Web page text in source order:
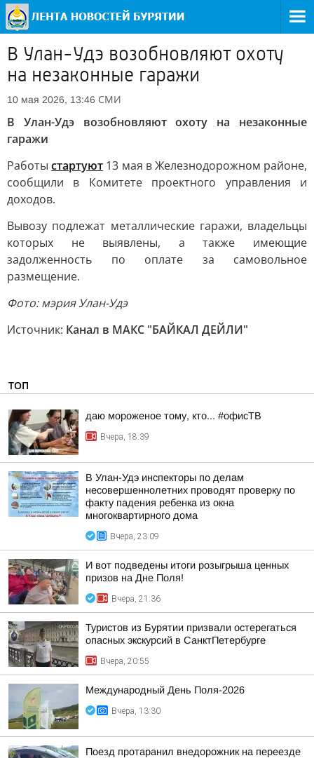
В Улан-Удэ возобновляют охоту
на незаконные гаражи
10 мая 2026, 13:46 СМИ
В Улан-Удэ возобновляют охоту на незаконные
гаражи
Работыстартуют 13 мая в Железнодорожном районе,
сообщили в Комитете проектного управления и
доходов.
Вывозу подлежат металлические гаражи, владельцы
которых не выявлены, а также имеющие
задолженность по оплате за самовольное
размещение.
Фото: мэрия Улан-Удэ
Источник: Канал в МАКС "БАЙКАЛ ДЕЙЛИ"
ТОП
даю мороженое тому, кто... #офисТВ
Вчера, 18:39
В Улан-Удэ инспекторы по делам
несовершеннолетних проводят проверку по
факту падения ребенка из окна
многоквартирного дома
Вчера, 23:09
И вот подведены итоги розыгрыша ценных
призов на Дне Поля!
Вчера, 21:36
Туристов из Бурятии призвали остерегаться
опасных экскурсий в СанктПетербурге
Вчера, 20:55
Международный День Поля-2026
Вчера, 13:30
Поезд протаранил внедорожник на переезде